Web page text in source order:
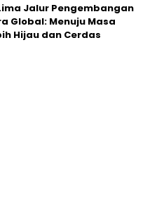
Jalur Pengembangan
Global: Menuju Masa
Hijau dan Cerdas